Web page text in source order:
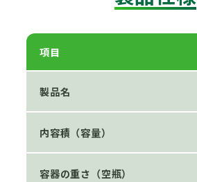
項目
製品名
内容積（容量）
容器の重さ（空瓶）